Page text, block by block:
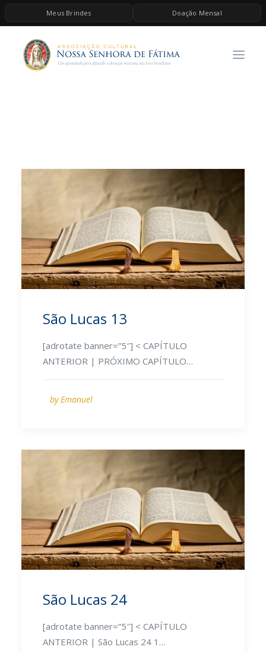
Meus Brindes Doação Mensal
HOME
A ASSOCIAÇÃO
São Lucas 13
[adrotate banner=”5″] < CAPÍTULO
ANTERIOR | PRÓXIMO CAPÍTULO…
by Emanuel
São Lucas 24
[adrotate banner=”5″] < CAPÍTULO
ANTERIOR | São Lucas 24 1…